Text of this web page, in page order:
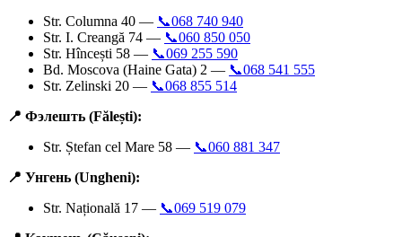
Str. Columna 40 — 📞068 740 940
Str. I. Creangă 74 — 📞060 850 050
Str. Hîncești 58 — 📞069 255 590
Bd. Moscova (Haine Gata) 2 — 📞068 541 555
Str. Zelinski 20 — 📞068 855 514
📍 Фэлешть (Fălești):
Str. Ștefan cel Mare 58 — 📞060 881 347
📍 Унгень (Ungheni):
Str. Națională 17 — 📞069 519 079